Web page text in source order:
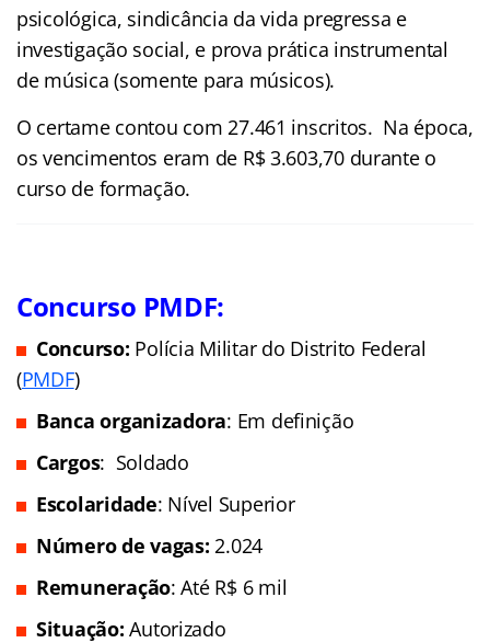
psicológica, sindicância da vida pregressa e
investigação social, e prova prática instrumental
de música (somente para músicos).
O certame contou com 27.461 inscritos. Na época,
os vencimentos eram de R$ 3.603,70 durante o
curso de formação.
Concurso PMDF:
Concurso: Polícia Militar do Distrito Federal
(PMDF)
Banca organizadora: Em definição
Cargos: Soldado
Escolaridade: Nível Superior
Número de vagas: 2.024
Remuneração: Até R$ 6 mil
Situação:Autorizado